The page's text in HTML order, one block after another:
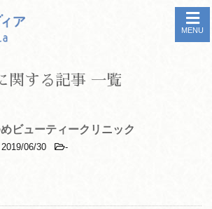
MENU
関する記事 一覧
ビューティークリニック
2019/06/30 -